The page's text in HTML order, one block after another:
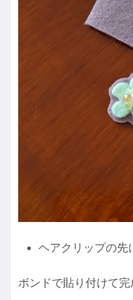
ヘアクリップの先
ボンドで貼り付けて完